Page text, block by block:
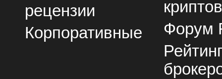
рецензии
Корпоративные
Форум